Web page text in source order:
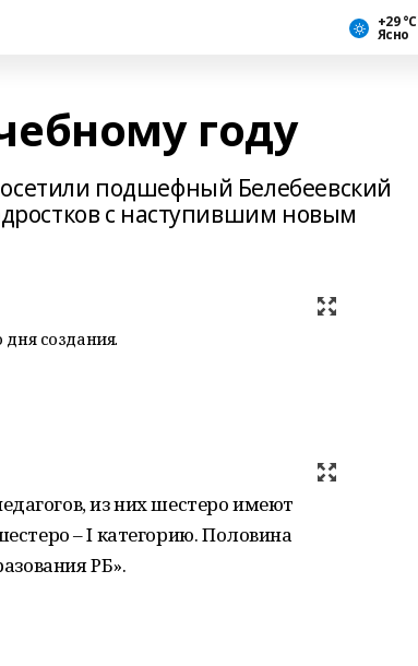
+29 °С
Ясно
году
подшефный Белебеевский
с наступившим новым
создания.
из них шестеро имеют
– I категорию. Половина
РБ».